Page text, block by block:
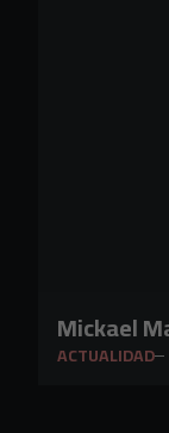
Mickael
ACTUALIDAD